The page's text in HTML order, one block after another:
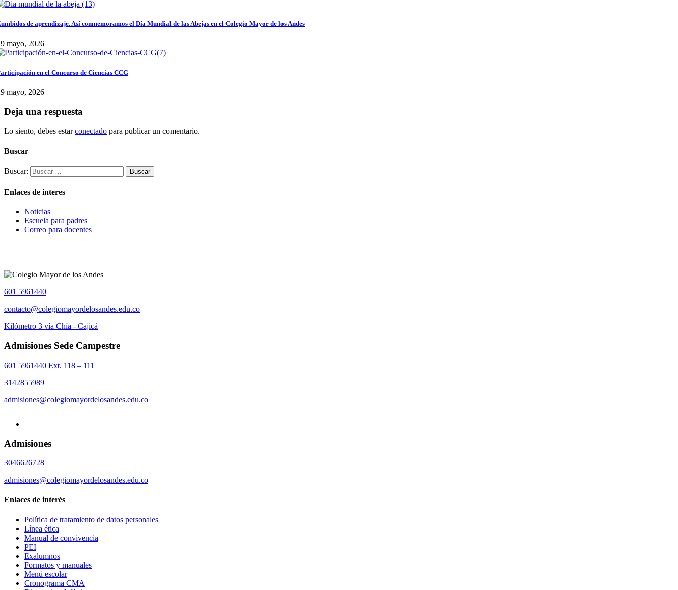
de aprendizaje. Así conmemoramos el Día Mundial de las Abejas en el Colegio Mayor de los Andes
mayo, 2026
en el Concurso de Ciencias CCG
mayo, 2026
Deja una respuesta
Lo siento, debes estarconectado para publicar un comentario.
Buscar
Buscar:
Enlaces de interes
Noticias
Escuela para padres
Correo para docentes
601 5961440
contacto@colegiomayordelosandes.edu.co
Kilómetro 3 vía Chía - Cajicá
Admisiones Sede Campestre
601 5961440 Ext. 118 – 111
3142855989
admisiones@colegiomayordelosandes.edu.co
Admisiones
3046626728
admisiones@colegiomayordelosandes.edu.co
Enlaces de interés
Política de tratamiento de datos personales
Línea ética
Manual de convivencia
PEI
Exalumnos
Formatos y manuales
Menú escolar
Cronograma CMA